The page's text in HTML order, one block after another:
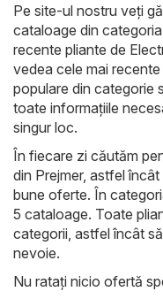
Pe site-ul nostru veți
cataloage din categoria
recente pliante de
vedea cele mai
populare din categorie
toate informațiile
singur loc.
În fiecare zi căutăm
din Prejmer, astfel
bune oferte. În
5 cataloage. Toate
categorii, astfel încât
nevoie.
Nu ratați nicio ofertă